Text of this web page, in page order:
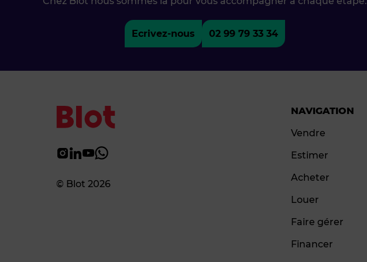
Ecrivez-nous 02 99 79 33 34
© Blot 2026
NAVIGATION
Vendre
Estimer
Acheter
Louer
Faire gérer
Financer